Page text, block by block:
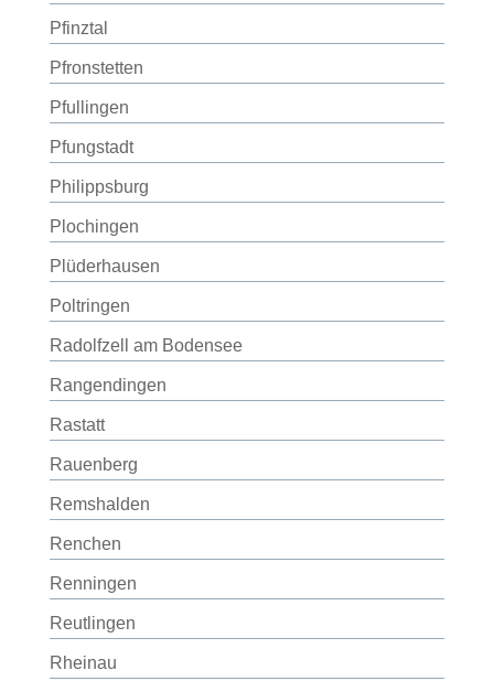
Pfinztal
Pfronstetten
Pfullingen
Pfungstadt
Philippsburg
Plochingen
Plüderhausen
Poltringen
Radolfzell am Bodensee
Rangendingen
Rastatt
Rauenberg
Remshalden
Renchen
Renningen
Reutlingen
Rheinau